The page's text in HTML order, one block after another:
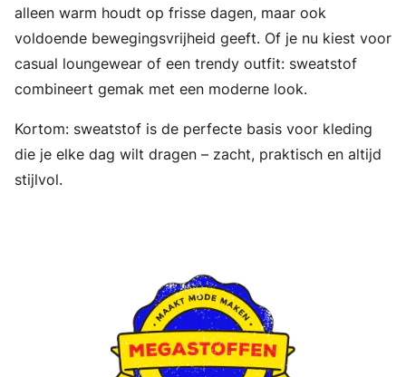
alleen warm houdt op frisse dagen, maar ook
voldoende bewegingsvrijheid geeft. Of je nu kiest voor
casual loungewear of een trendy outfit: sweatstof
combineert gemak met een moderne look.
Kortom: sweatstof is de perfecte basis voor kleding
die je elke dag wilt dragen – zacht, praktisch en altijd
stijlvol.